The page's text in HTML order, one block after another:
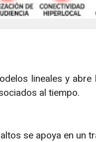
lineales y abre
al tiempo.
se apoya en un